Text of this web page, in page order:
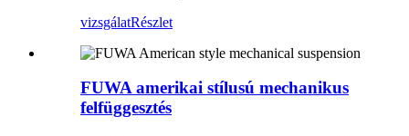
vizsgálatRészlet
FUWA amerikai stílusú mechanikus
felfüggesztés